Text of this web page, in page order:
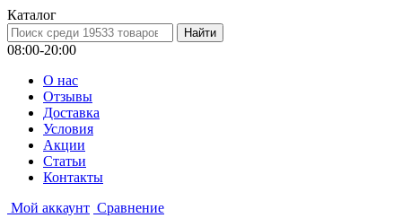
Каталог
08:00-20:00
О нас
Отзывы
Доставка
Условия
Aкции
Статьи
Контакты
Мой аккаунт Сравнение